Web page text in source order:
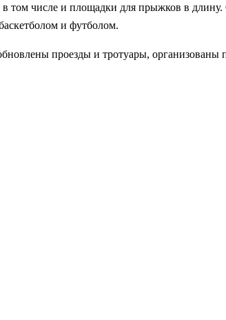
в том числе и площадки для прыжков в
и футболом.
проезды и тротуары, организованы